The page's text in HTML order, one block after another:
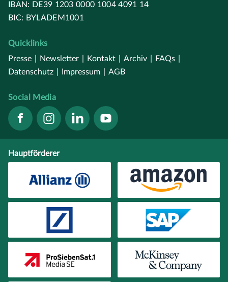
IBAN: DE39 1203 0000 1004 4091 14
BIC: BYLADEM1001
Quicklinks
Presse
Newsletter Kontakt Archiv FAQs
Datenschutz
Impressum AGB
Social Media
Hauptförderer